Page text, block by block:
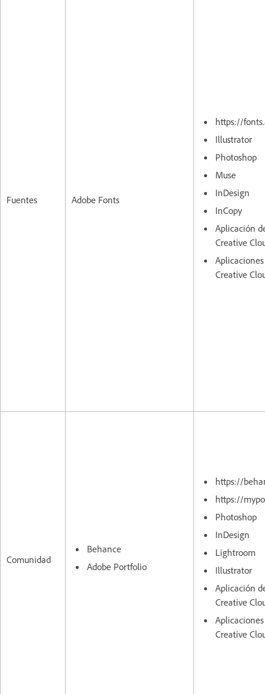
Fuentes Adobe Fonts
https://
Illustrator
Photoshop
Muse
InDesign
InCopy
Aplicación
Creative
Creative
Comunidad
Behance
Adobe Portfolio
https://
https://
Photoshop
InDesign
Lightroom
Illustrator
Aplicación
Creative
Creative